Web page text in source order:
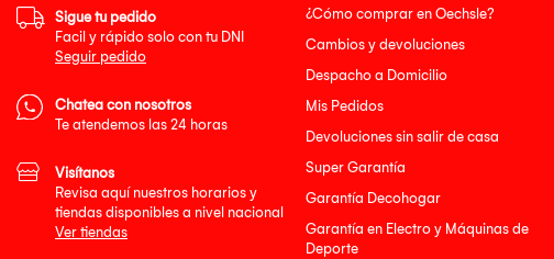
¿Cómo comprar en Oechsle?
Cambios y devoluciones
Despacho a Domicilio
Mis Pedidos
Devoluciones sin salir de casa
Super Garantía
Garantía Decohogar
Garantía en Electro y Máquinas de
Deporte
Sigue tu pedido
Facil y rápido solo con tu DNI
Seguir pedido
Chatea con nosotros
Te atendemos las 24 horas
Visítanos
Revisa aquí nuestros horarios y
tiendas disponibles a nivel nacional
Ver tiendas